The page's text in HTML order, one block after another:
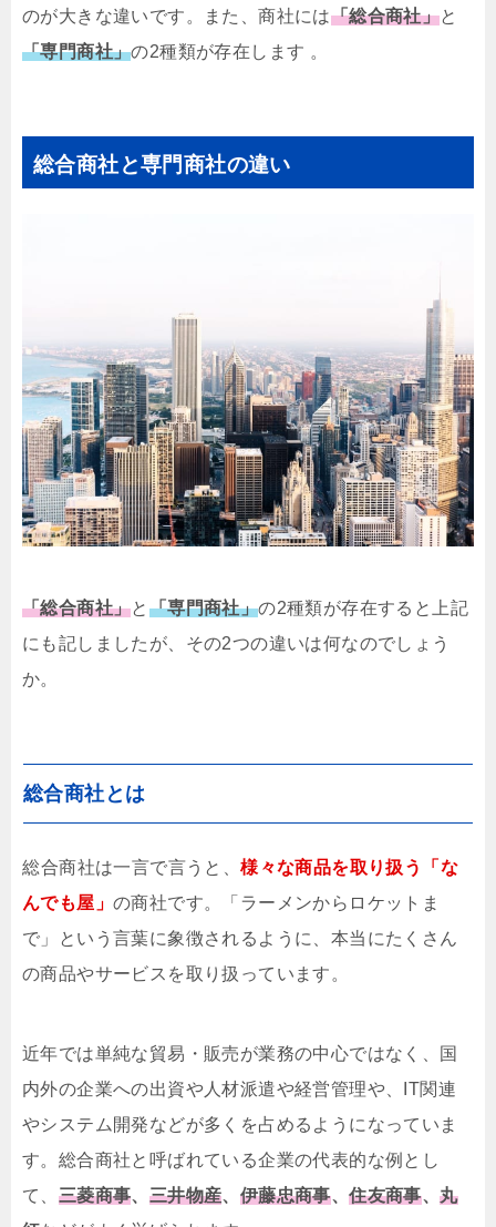
のが大きな違いです。また、商社には「総合商社」と
「専門商社」の2種類が存在します 。
総合商社と専門商社の違い
「総合商社」と 「専門商社」の2種類が存在すると上記
にも記しましたが、その2つの違いは何なのでしょう
か。
総合商社とは
総合商社は一言で言うと、様々な商品を取り扱う「な
んでも屋」 の商社です。「ラーメンからロケットま
で 」という言葉に象徴されるように、本当にたくさん
の商品やサービスを取り扱っています。
近年では単純な貿易・販売が業務の中心ではなく、国
内外の企業への出資や人材派遣や経営管理や 、IT関連
やシステム開発などが多くを占めるようになっていま
す。総合商社と呼ばれている企業の代表的な例とし
て
三菱商事、 三井物産、 伊藤忠商事、住友商事、丸